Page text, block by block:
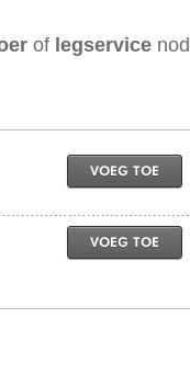
of legservice
VOEG TOE
VOEG TOE